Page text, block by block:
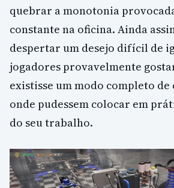
quebrar a monotonia
constante na oficina. Ainda
despertar um desejo difícil de
jogadores provavelmente
existisse um modo completo
onde pudessem colocar em
do seu trabalho.